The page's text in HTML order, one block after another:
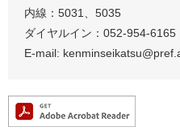
内線：5031、5035
ダイヤルイン：052-954-6165
E-mail: